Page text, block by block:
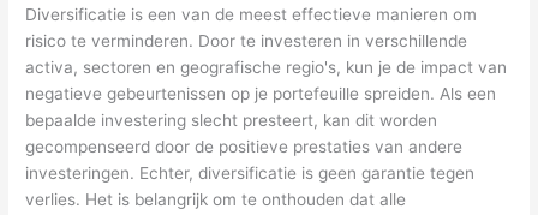
Diversificatie is een van de meest effectieve manieren om
risico te verminderen. Door te investeren in verschillende
activa, sectoren en geografische regio's, kun je de impact van
negatieve gebeurtenissen op je portefeuille spreiden. Als een
bepaalde investering slecht presteert, kan dit worden
gecompenseerd door de positieve prestaties van andere
investeringen. Echter, diversificatie is geen garantie tegen
verlies. Het is belangrijk om te onthouden dat alle